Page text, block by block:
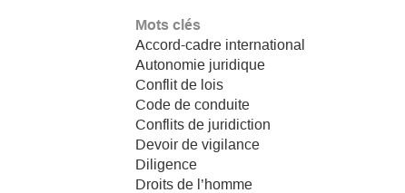
Mots clés
Accord-cadre international
Autonomie juridique
Conflit de lois
Code de conduite
Conflits de juridiction
Devoir de vigilance
Diligence
Droits de l’homme